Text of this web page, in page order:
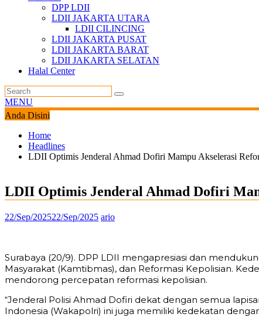
DPP LDII
LDII JAKARTA UTARA
LDII CILINCING
LDII JAKARTA PUSAT
LDII JAKARTA BARAT
LDII JAKARTA SELATAN
Halal Center
MENU
Anda Disini
Home
Headlines
LDII Optimis Jenderal Ahmad Dofiri Mampu Akselerasi
LDII Optimis Jenderal Ahmad Dofiri
22/Sep/202522/Sep/2025 ario
Surabaya (20/9). DPP LDII mengapresiasi dan
Masyarakat (Kamtibmas), dan Reformasi Kepolisian.
mendorong percepatan reformasi kepolisian.
“Jenderal Polisi Ahmad Dofiri dekat dengan semua
Indonesia (Wakapolri) ini juga memiliki kedekatan